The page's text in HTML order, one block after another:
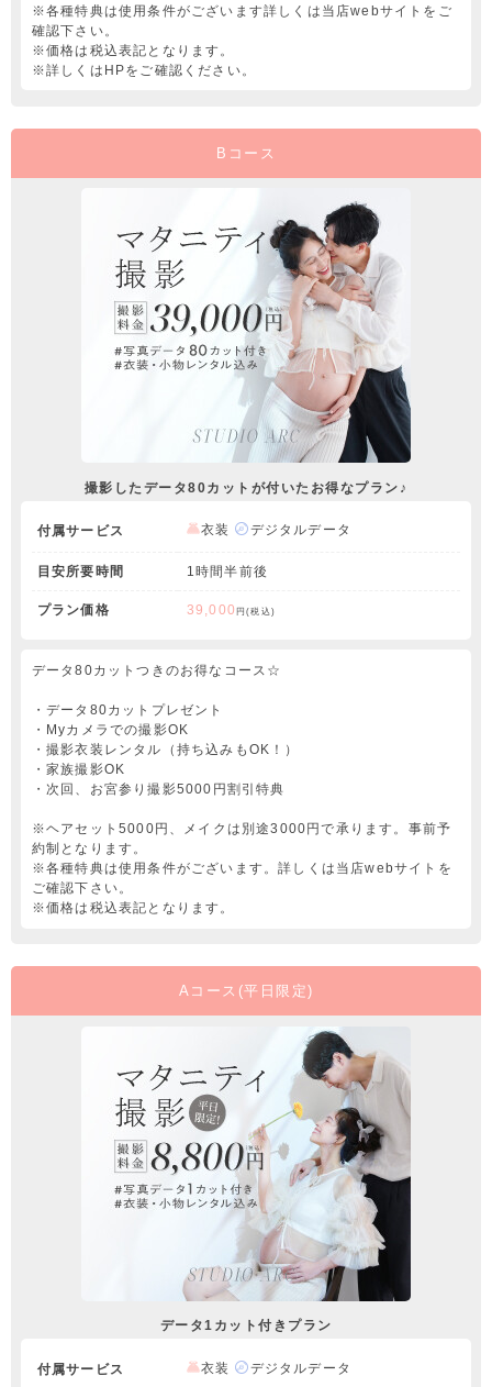
※各種特典は使用条件がございます詳しくは当店webサイトをご
確認下さい。
※価格は税込表記となります。
※詳しくはHPをご確認ください。
Bコース
撮影したデータ80カットが付いたお得なプラン♪
付属サービス 衣装 デジタルデータ
目安所要時間 1時間半前後
プラン価格 39,000 円(税込)
データ80カットつきのお得なコース☆
・データ80カットプレゼント
・Myカメラでの撮影OK
・撮影衣装レンタル（持ち込みもOK！）
・家族撮影OK
・次回、お宮参り撮影5000円割引特典
※ヘアセット5000円、メイクは別途3000円で承ります。事前予
約制となります。
※各種特典は使用条件がございます。詳しくは当店webサイトを
ご確認下さい。
※価格は税込表記となります。
Aコース(平日限定)
データ1カット付きプラン
付属サービス 衣装 デジタルデータ